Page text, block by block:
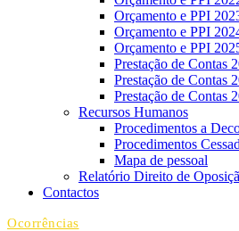
Orçamento e PPI
Orçamento e PPI
Orçamento e PPI
Prestação de Contas
Prestação de Contas
Prestação de Contas
Recursos Humanos
Procedimentos a
Procedimentos
Mapa de pessoal
Relatório Direito de
Contactos
Ocorrências